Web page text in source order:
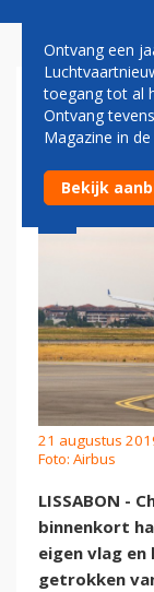
HIFLY:
21 augustus
Foto: Airbus
LISSABON -
binnenkort
eigen vlag
getrokken
Ontvang een
toegang tot al
Ontvang
Magazine in
Bekijk